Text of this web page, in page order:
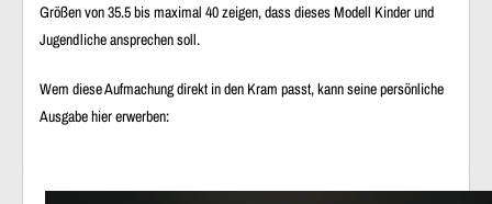
Größen von 35.5 bis maximal 40 zeigen, dass dieses Modell Kinder und
Jugendlicheansprechen soll.
Wem diese Aufmachung direkt in den Kram passt, kann seine persönliche
Ausgabe hier erwerben: